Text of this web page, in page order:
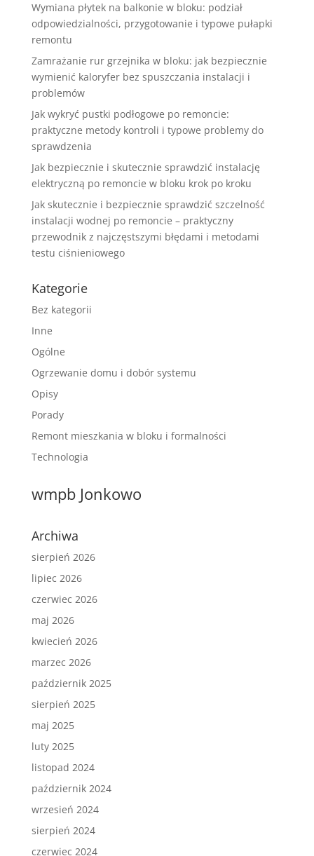
Wymiana płytek na balkonie w bloku: podział
odpowiedzialności, przygotowanie i typowe pułapki
remontu
Zamrażanie rur grzejnika w bloku: jak bezpiecznie
wymienić kaloryfer bez spuszczania instalacji i
problemów
Jak wykryć pustki podłogowe po remoncie:
praktyczne metody kontroli i typowe problemy do
sprawdzenia
Jak bezpiecznie i skutecznie sprawdzić instalację
elektryczną po remoncie w bloku krok po kroku
Jak skutecznie i bezpiecznie sprawdzić szczelność
instalacji wodnej po remoncie – praktyczny
przewodnik z najczęstszymi błędami i metodami
testu ciśnieniowego
Kategorie
Bez kategorii
Inne
Ogólne
Ogrzewanie domu i dobór systemu
Opisy
Porady
Remont mieszkania w bloku i formalności
Technologia
wmpb Jonkowo
Archiwa
sierpień 2026
lipiec 2026
czerwiec 2026
maj 2026
kwiecień 2026
marzec 2026
październik 2025
sierpień 2025
maj 2025
luty 2025
listopad 2024
październik 2024
wrzesień 2024
sierpień 2024
czerwiec 2024